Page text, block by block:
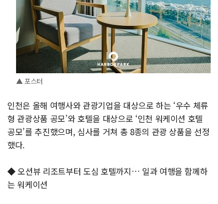
▲ 포스터
인천은 올해 여행사와 관광기업을 대상으로 하는 ‘우수 체류
형 관광상품 공모’와 호텔을 대상으로 ‘인천 워케이션 호텔
공모’를 추진했으며, 심사를 거쳐 총 8종의 관광 상품을 선정
했다.
◆ 오션뷰 리조트부터 도심 호텔까지… 일과 여행을 함께하
는 워케이션